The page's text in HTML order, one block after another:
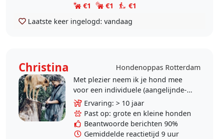
€1
€1
€1
Laatste keer ingelogd: vandaag
Christina
Hondenoppas Rotterdam
Met plezier neem ik je hond mee
voor een individuele (aangelijnde-
of losloop) wandeling in Rotterdam
Hillegersberg/Kleiwegkwartier/Kralingen
(in..
Ervaring: > 10 jaar
Past op: grote en kleine honden
Beantwoorde berichten 90%
Gemiddelde reactietijd 9 uur